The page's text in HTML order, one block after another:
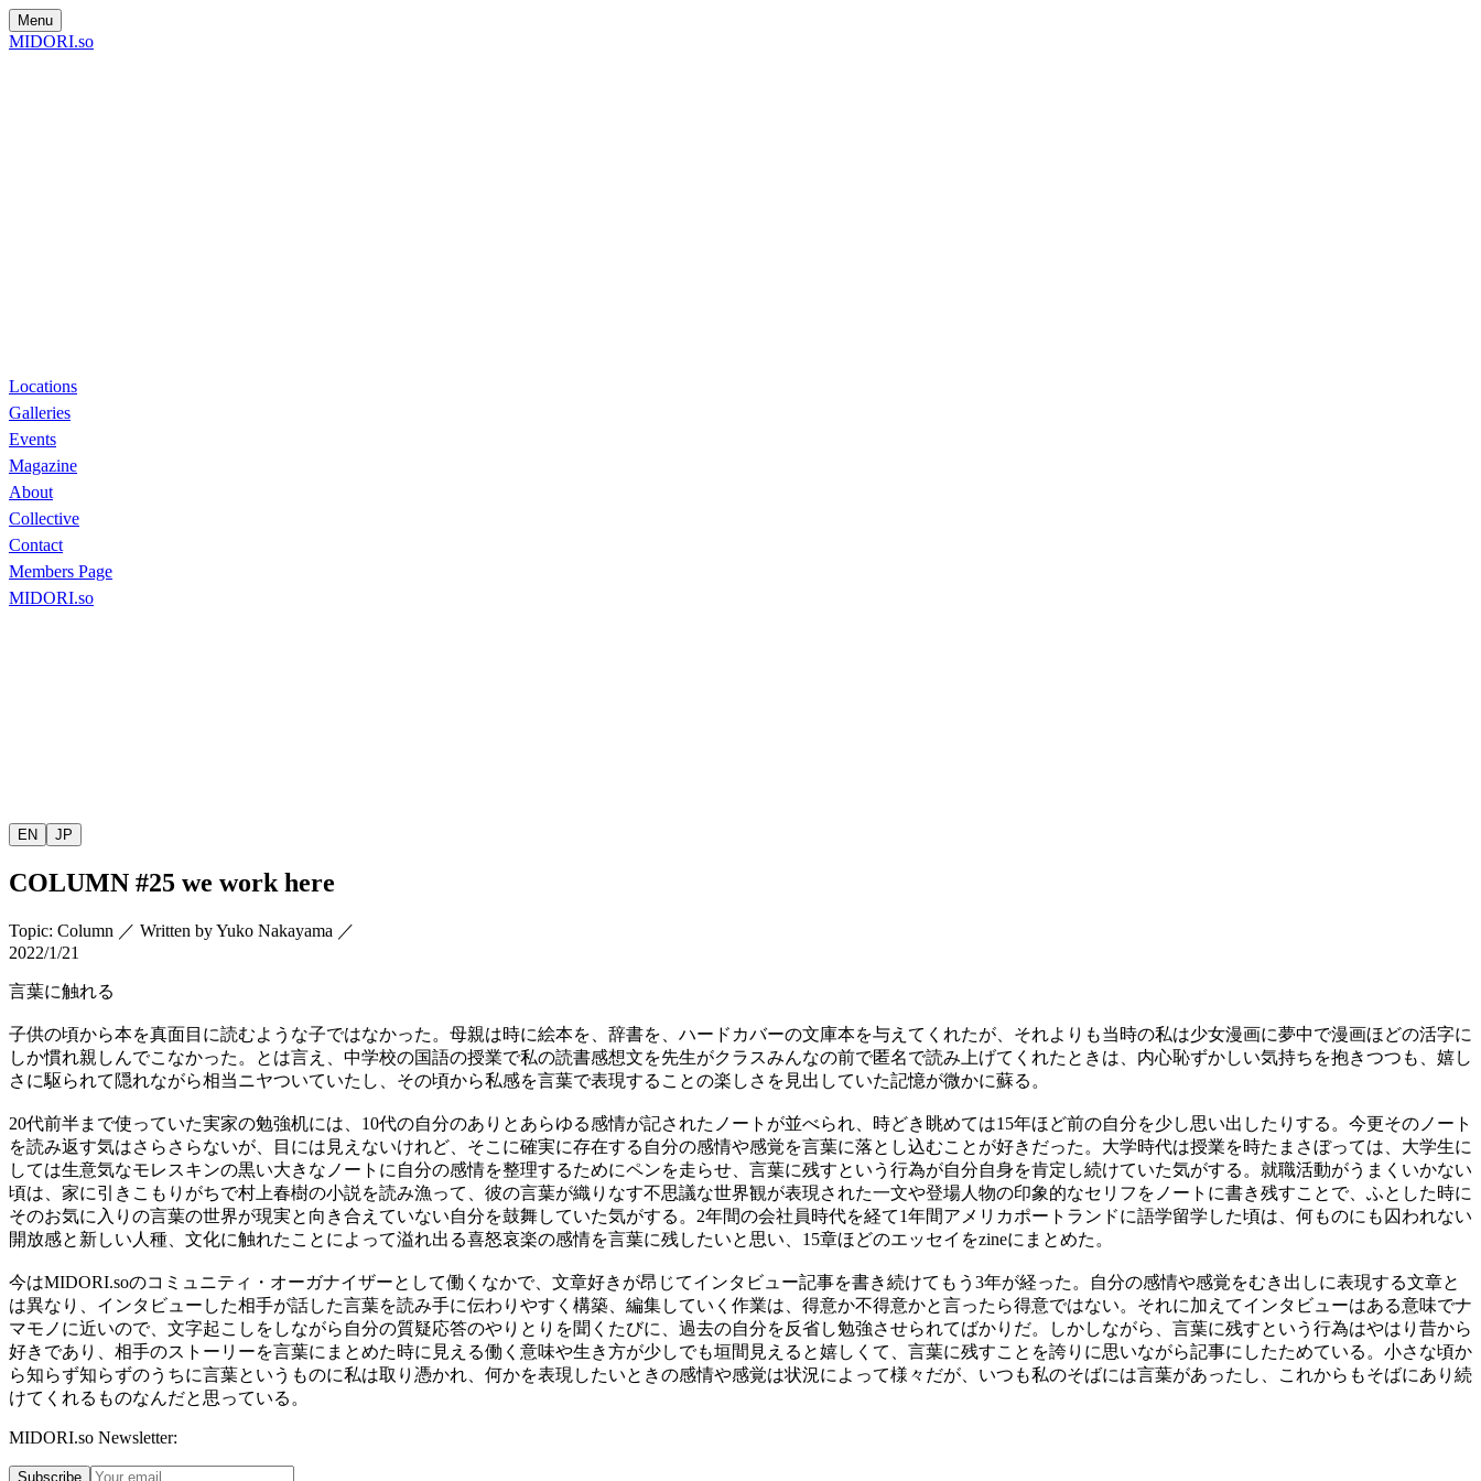
Menu
MIDORI.so
Locations
Galleries
Events
Magazine
About
Collective
Contact
Members Page
MIDORI.so
EN JP
COLUMN #25 we work here
Topic: Column ／ Written byYuko Nakayama ／
2022/1/21
言葉に触れる
子供の頃から本を真面目に読むような子ではなかった。母親は時に絵本を、辞書を、ハードカバーの文庫本を与えてくれたが、それよりも当時の私は少女漫画に夢中で漫画ほどの活字に
しか慣れ親しんでこなかった。とは言え、中学校の国語の授業で私の読書感想文を先生がクラスみんなの前で匿名で読み上げてくれたときは、内心恥ずかしい気持ちを抱きつつも、嬉し
さに駆られて隠れながら相当ニヤついていたし、その頃から私感を言葉で表現することの楽しさを見出していた記憶が微かに蘇る。
20代前半まで使っていた実家の勉強机には、 10代の自分のありとあらゆる感情が記されたノートが並べられ、時どき眺めては15年ほど前の自分を少し思い出したりする。今更そのノート
を読み返す気はさらさらないが、目には見えないけれど、そこに確実に存在する自分の感情や感覚を言葉に落とし込むことが好きだった。大学時代は授業を時たまさぼっては、大学生に
しては生意気なモレスキンの黒い大きなノートに自分の感情を整理するためにペンを走らせ、言葉に残すという行為が自分自身を肯定し続けていた気がする。就職活動がうまくいかない
頃は、家に引きこもりがちで村上春樹の小説を読み漁って、彼の言葉が織りなす不思議な世界観が表現された一文や登場人物の印象的なセリフをノートに書き残すことで、ふとした時に
そのお気に入りの言葉の世界が現実と向き合えていない自分を鼓舞していた気がする。 2年間の会社員時代を経て1年間アメリカポートランドに語学留学した頃は、何ものにも囚われない
開放感と新しい人種、文化に触れたことによって溢れ出る喜怒哀楽の感情を言葉に残したいと思い、 15章ほどのエッセイをzineにまとめた。
今はMIDORI.soのコミュニティ・オーガナイザーとして働くなかで、文章好きが昂じてインタビュー記事を書き続けてもう 3年が経った。自分の感情や感覚をむき出しに表現する文章と
は異なり、インタビューした相手が話した言葉を読み手に伝わりやすく構築、編集していく作業は、得意か不得意かと言ったら得意ではない。それに加えてインタビューはある意味でナ
マモノに近いので、文字起こしをしながら自分の質疑応答のやりとりを聞くたびに、過去の自分を反省し勉強させられてばかりだ。しかしながら、言葉に残すという行為はやはり昔から
好きであり、相手のストーリーを言葉にまとめた時に見える働く意味や生き方が少しでも垣間見えると嬉しくて、言葉に残すことを誇りに思いながら記事にしたためている。小さな頃か
ら知らず知らずのうちに言葉というものに私は取り憑かれ、何かを表現したいときの感情や感覚は状況によって様々だが、いつも私のそばには言葉があったし、これからもそばにあり続
けてくれるものなんだと思っている。
MIDORI.so Newsletter:
Subscribe